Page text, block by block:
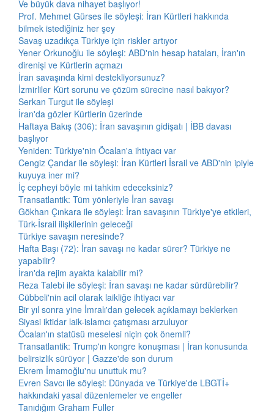
Ve büyük dava nihayet başlıyor!
Prof. Mehmet Gürses ile söyleşi: İran Kürtleri hakkında
bilmek istediğiniz her şey
Savaş uzadıkça Türkiye için riskler artıyor
Yener Orkunoğlu ile söyleşi: ABD'nin hesap hataları, İran'ın
direnişi ve Kürtlerin açmazı
İran savaşında kimi destekliyorsunuz?
İzmirliler Kürt sorunu ve çözüm sürecine nasıl bakıyor?
Serkan Turgut ile söyleşi
İran'da gözler Kürtlerin üzerinde
Haftaya Bakış (306): İran savaşının gidişatı | İBB davası
başlıyor
Yeniden: Türkiye'nin Öcalan'a ihtiyacı var
Cengiz Çandar ile söyleşi: İran Kürtleri İsrail ve ABD'nin ipiyle
kuyuya iner mi?
İç cepheyi böyle mi tahkim edeceksiniz?
Transatlantik: Tüm yönleriyle İran savaşı
Gökhan Çınkara ile söyleşi: İran savaşının Türkiye'ye etkileri,
Türk-İsrail ilişkilerinin geleceği
Türkiye savaşın neresinde?
Hafta Başı (72): İran savaşı ne kadar sürer? Türkiye ne
yapabilir?
İran'da rejim ayakta kalabilir mi?
Reza Talebi ile söyleşi: İran savaşı ne kadar sürdürebilir?
Cübbeli'nin acil olarak laikliğe ihtiyacı var
Bir yıl sonra yine İmralı'dan gelecek açıklamayı beklerken
Siyasi iktidar laik-islamcı çatışması arzuluyor
Öcalan'ın statüsü meselesi niçin çok önemli?
Transatlantik: Trump'ın kongre konuşması | İran konusunda
belirsizlik sürüyor | Gazze'de son durum
Ekrem İmamoğlu'nu unuttuk mu?
Evren Savcı ile söyleşi: Dünyada ve Türkiye'de LBGTİ+
hakkındaki yasal düzenlemeler ve engeller
Tanıdığım Graham Fuller